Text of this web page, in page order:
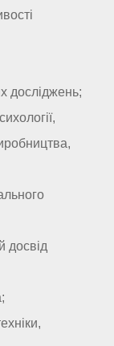
досліджень;
досвід